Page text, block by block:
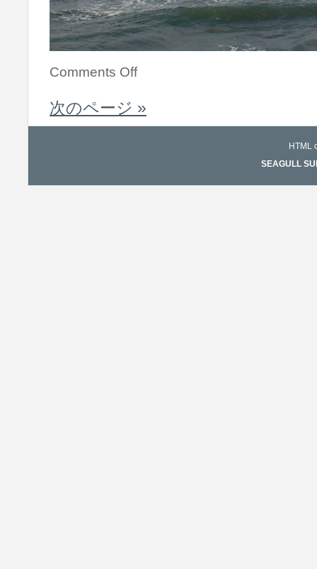
Comments Off
次のページ »
HTML
SEAGULL